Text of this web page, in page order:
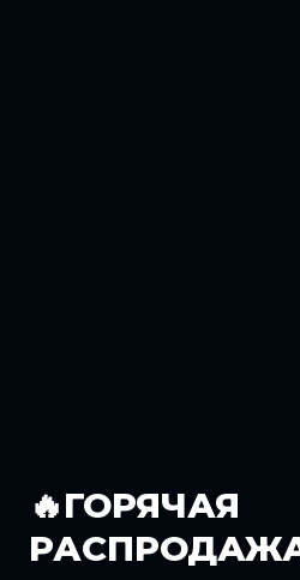
🔥ГОРЯЧАЯ